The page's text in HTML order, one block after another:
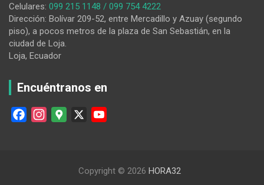
Celulares: 099 215 1148 / 099 754 4222
Dirección: Bolívar 209-52, entre Mercadillo y Azuay (segundo
piso), a pocos metros de la plaza de San Sebastián, en la
ciudad de Loja.
Loja, Ecuador
Encuéntranos en
u
Copyright © 2026 HORA32